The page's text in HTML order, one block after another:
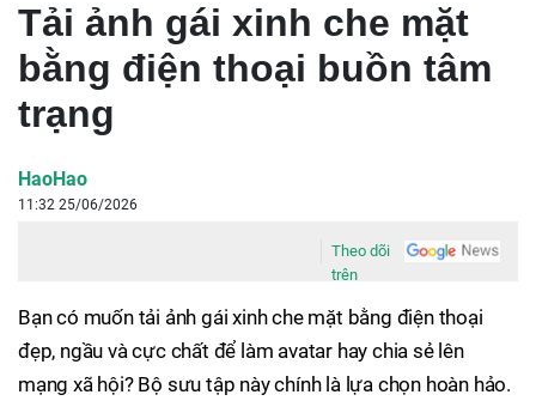
Tải ảnh gái xinh che mặt
bằng điện thoại buồn tâm
trạng
HaoHao
11:32 25/06/2026
Theo dõi
trên
Bạn có muốn tải ảnh gái xinh che mặt bằng điện thoại
đẹp, ngầu và cực chất để làm avatar hay chia sẻ lên
mạng xã hội? Bộ sưu tập này chính là lựa chọn hoàn hảo.